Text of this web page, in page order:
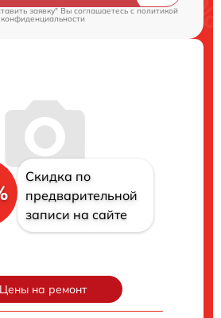
заявку" Вы соглашаетесь cполитикой
конфиденциальности
Скидка по
предварительной
записи на сайте
Цены на ремонт